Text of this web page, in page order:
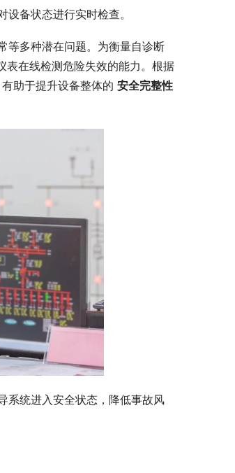
备状态进行实时检查。
多种潜在问题。为衡量自诊断
助于提升设备整体的 安全完整性
统进入安全状态，降低事故风